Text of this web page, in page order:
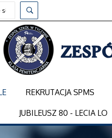
REKRUTACJA SPMS
JUBILEUSZ 80 - LECIA LO